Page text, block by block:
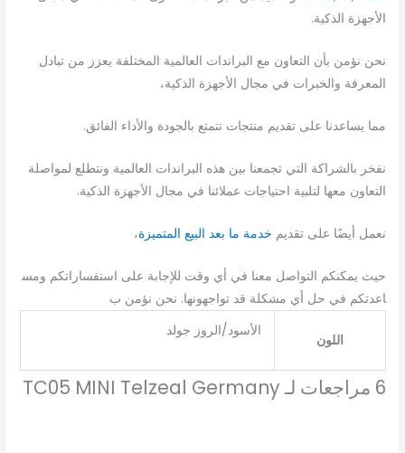
الأجهزة الذكية.
نحن نؤمن بأن التعاون مع البراندات العالمية المختلفة يعزز من تبادل
المعرفة والخبرات في مجال الأجهزة الذكية،
مما يساعدنا على تقديم منتجات تتمتع بالجودة والأداء الفائق.
نفخر بالشراكة التي تجمعنا بين هذه البراندات العالمية ونتطلع لمواصلة
التعاون معها لتلبية احتياجات عملائنا في مجال الأجهزة الذكية.
نعمل أيضًا على تقديم خدمة ما بعد البيع المتميزة،
حيث يمكنكم التواصل معنا في أي وقت للإجابة على استفساراتكم ومس
اعدتكم في حل أي مشكلة قد تواجهونها. نحن نؤمن ب
اللون
الأسود/الروز جولد
6 مراجعات لـ TC05 MINI Telzeal Germany